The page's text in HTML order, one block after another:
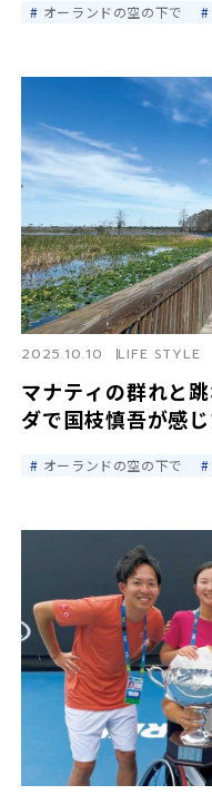
オーランドの空の下で
マナティの群れと
ダで国枝慎吾が感
2025.10.10 LIFE STYLE
オーランドの空の下で